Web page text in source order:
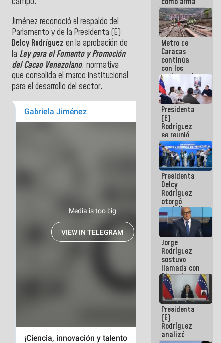
Jiménez reconoció el respaldo del
Parlamento y de la Presidenta (E)
Delcy Rodríguez en la aprobación de
la Ley para el Fomento y Promoción
del Cacao Venezolano, normativa
que consolida el marco institucional
para el desarrollo del sector.
contra el
Pueblo
Metro de
Caracas
continúa
con los
trabajos de
mantenimiento
e inspección
en la Línea 2
Presidenta
(E)
Rodríguez
se reunió
con Estado
Mayor
Eléctrico
para
abordar
planes de
acción
Presidenta
Delcy
Rodríguez
otorgó
medalla
"Héroe de
Venezuela"
a servidores
públicos
Jorge
Rodríguez
sostuvo
llamada con
Dinorah
Figuera y
acuerdan
primer
encuentro
presencial
para el
diálogo
Presidenta
(E)
Rodríguez
analizó